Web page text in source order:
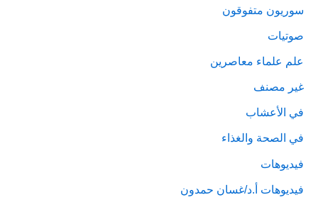
سوريون متفوقون
صوتيات
علم علماء معاصرين
غير مصنف
في الأعشاب
في الصحة والغذاء
فيديوهات
فيديوهات أ.د/غسان حمدون